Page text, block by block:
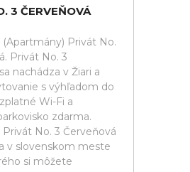
3 ČERVEŇOVÁ
Privát No.
Privát No. 3
nachádza v Žiari a
s výhľadom do
Wi-Fi a
zdarma.
No. 3 Červeňová
v slovenskom meste
si môžete